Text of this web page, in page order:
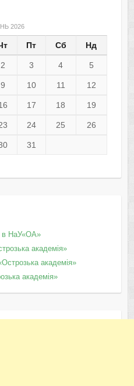
2026
Пт Сб Нд
2 3 4 5
9 10 11 12
17 18 19
24 25 26
31
в НаУ«ОА»
академія»
академія»
академія»